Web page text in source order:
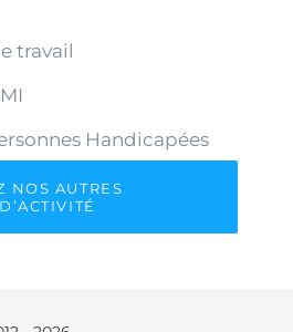
travail
Handicapées
NOS AUTRES